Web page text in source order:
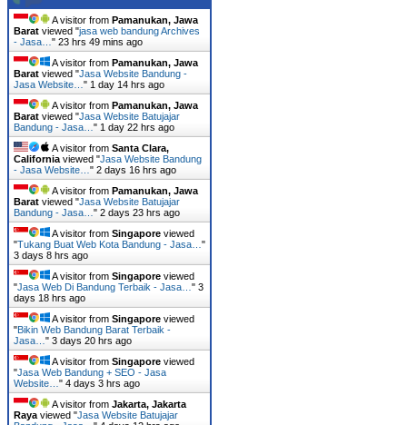
A visitor from Pamanukan, Jawa
Barat viewed "jasa web bandung Archives
- Jasa… " 23 hrs 49 mins ago
A visitor from Pamanukan, Jawa
Barat viewed "Jasa Website Bandung -
Jasa Website… " 1 day 14 hrs ago
A visitor from Pamanukan, Jawa
Barat viewed "Jasa Website Batujajar
Bandung - Jasa… " 1 day 22 hrs ago
A visitor from Santa Clara,
California viewed "Jasa Website Bandung
- Jasa Website… " 2 days 16 hrs ago
A visitor from Pamanukan, Jawa
Barat viewed "Jasa Website Batujajar
Bandung - Jasa… " 2 days 23 hrs ago
A visitor from Singapore viewed
"Tukang Buat Web Kota Bandung - Jasa… "
3 days 8 hrs ago
A visitor from Singapore viewed
"Jasa Web Di Bandung Terbaik - Jasa… " 3
days 18 hrs ago
A visitor from Singapore viewed
"Bikin Web Bandung Barat Terbaik -
Jasa… " 3 days 20 hrs ago
A visitor from Singapore viewed
"Jasa Web Bandung + SEO - Jasa
Website… " 4 days 3 hrs ago
A visitor from Jakarta, Jakarta
Raya viewed "Jasa Website Batujajar